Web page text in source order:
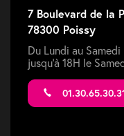
7 Boulevard de la
78300 Poissy
Du Lundi au
jusqu'à 18H le